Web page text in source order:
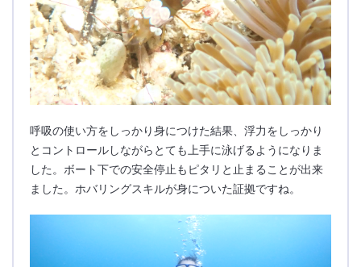
呼吸の使い方をしっかり身につけた結果、浮力をしっかり
とコントロールしながらとても上手に泳げるようになりま
した。ボート下での安全停止もピタリと止まることが出来
ました。ホバリングスキルが身についた証拠ですね。